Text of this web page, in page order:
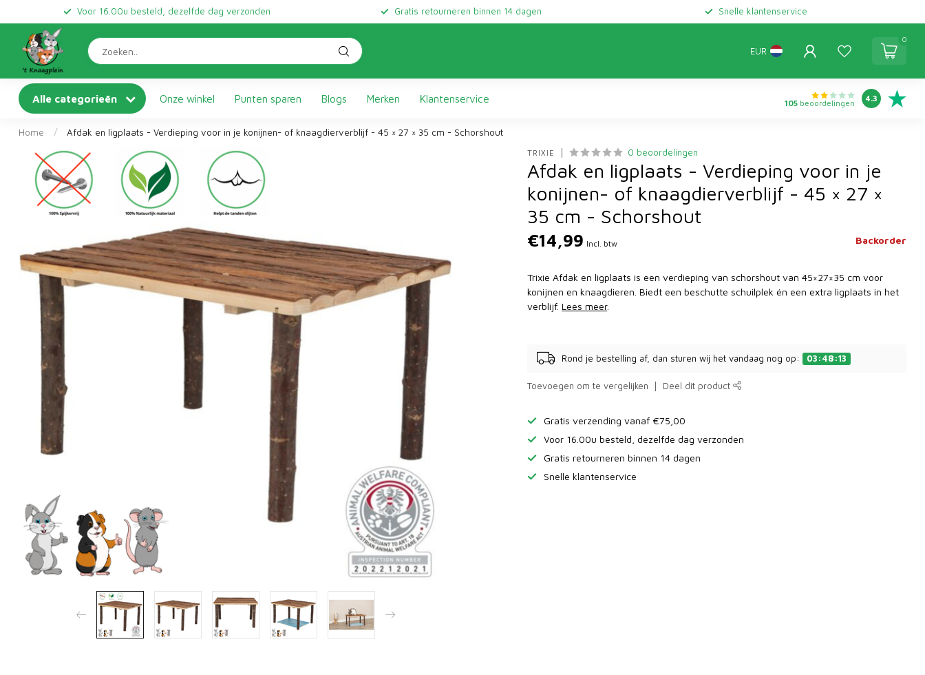
Voor 16.00u besteld, dezelfde dag verzonden Gratis retourneren binnen 14 dagen Snelle klantenservice
EUR
0
Alle categorieën Onze winkel Punten sparen Blogs Merken Klantenservice 105beoordelingen
4.3
Home / Afdak en ligplaats - Verdieping voor in je konijnen- of knaagdierverblijf - 45 × 27 × 35 cm - Schorshout
TRIXIE 0 beoordelingen
Afdak en ligplaats - Verdieping voor in je
konijnen- of knaagdierverblijf - 45 × 27 ×
35 cm - Schorshout
€14,99 Incl. btw Backorder
Trixie Afdak en ligplaats is een verdieping van schorshout van 45×27×35 cm voor
konijnen en knaagdieren. Biedt een beschutte schuilplek én een extra ligplaats in het
verblijf.Lees meer.
Rond je bestelling af, dan sturen wij het vandaag nog op: 03:48:13
Toevoegen om te vergelijken Deel dit product
Gratis verzending vanaf €75,00
Voor 16.00u besteld, dezelfde dag verzonden
Gratis retourneren binnen 14 dagen
Snelle klantenservice